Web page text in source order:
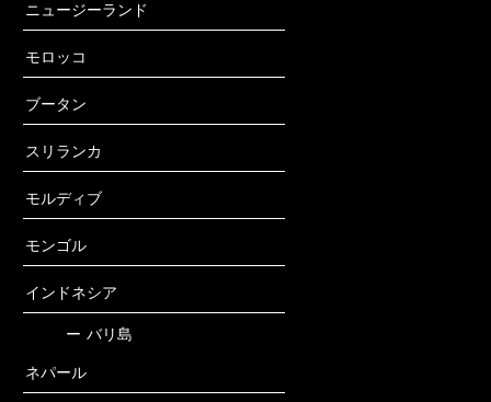
ニュージーランド
モロッコ
ブータン
スリランカ
モルディブ
モンゴル
インドネシア
ー バリ島
ネパール